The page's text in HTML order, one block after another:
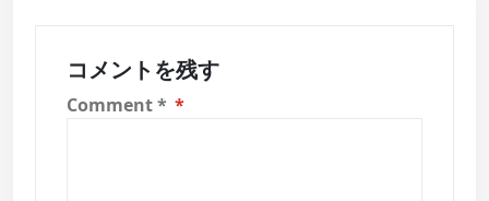
コメントを残す
Comment*